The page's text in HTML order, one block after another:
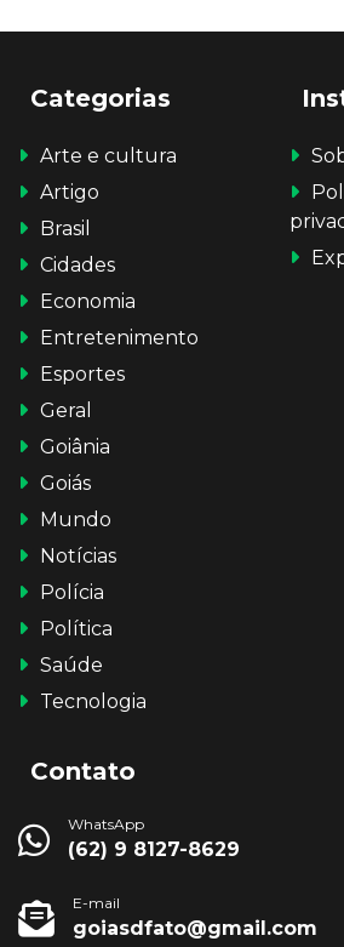
Categorias
Arte e cultura
Artigo
Brasil
Cidades
Economia
Entretenimento
Esportes
Geral
Goiânia
Goiás
Mundo
Notícias
Polícia
Política
Saúde
Tecnologia
Contato
WhatsApp
(62) 9 8127-8629
E-mail
goiasdfato@gmail.com